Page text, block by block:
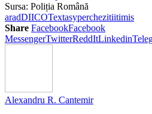
Sursa: Poliția Română
aradDIICOTextasyperchezitiitimis
Share FacebookFacebook
MessengerTwitterReddItLinkedin
Alexandru R. Cantemir